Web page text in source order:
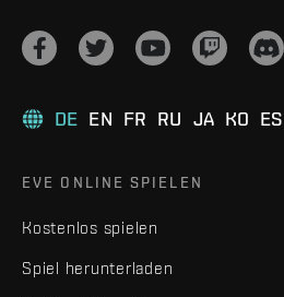
DE EN FR RU JA KO ES
EVE ONLINE SPIELEN
Kostenlos spielen
Spiel herunterladen